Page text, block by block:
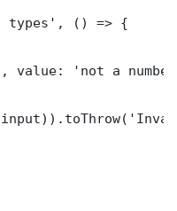
types', () => {
value: 'not a